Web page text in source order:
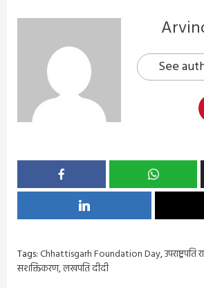
See
Tags:Chhattisgarh Foundation Day,
सशक्तिकरण,लखपति दीदी